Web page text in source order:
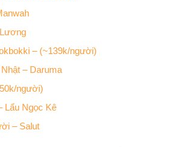
– (~139k/người)
– Daruma
người)
Lẩu Ngọc Kê
– Salut